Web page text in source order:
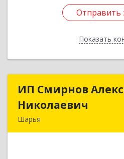
Отправить
Показать
Отправить
Назад
ИП Смирнов
Николаевич
Шарья
ИП